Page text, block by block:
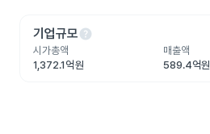
기업규모help
시가총액
1,372.1억원
매출액
589.4억원